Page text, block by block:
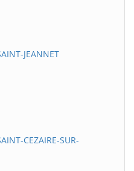
JEANNET
CEZAIRE-SUR-